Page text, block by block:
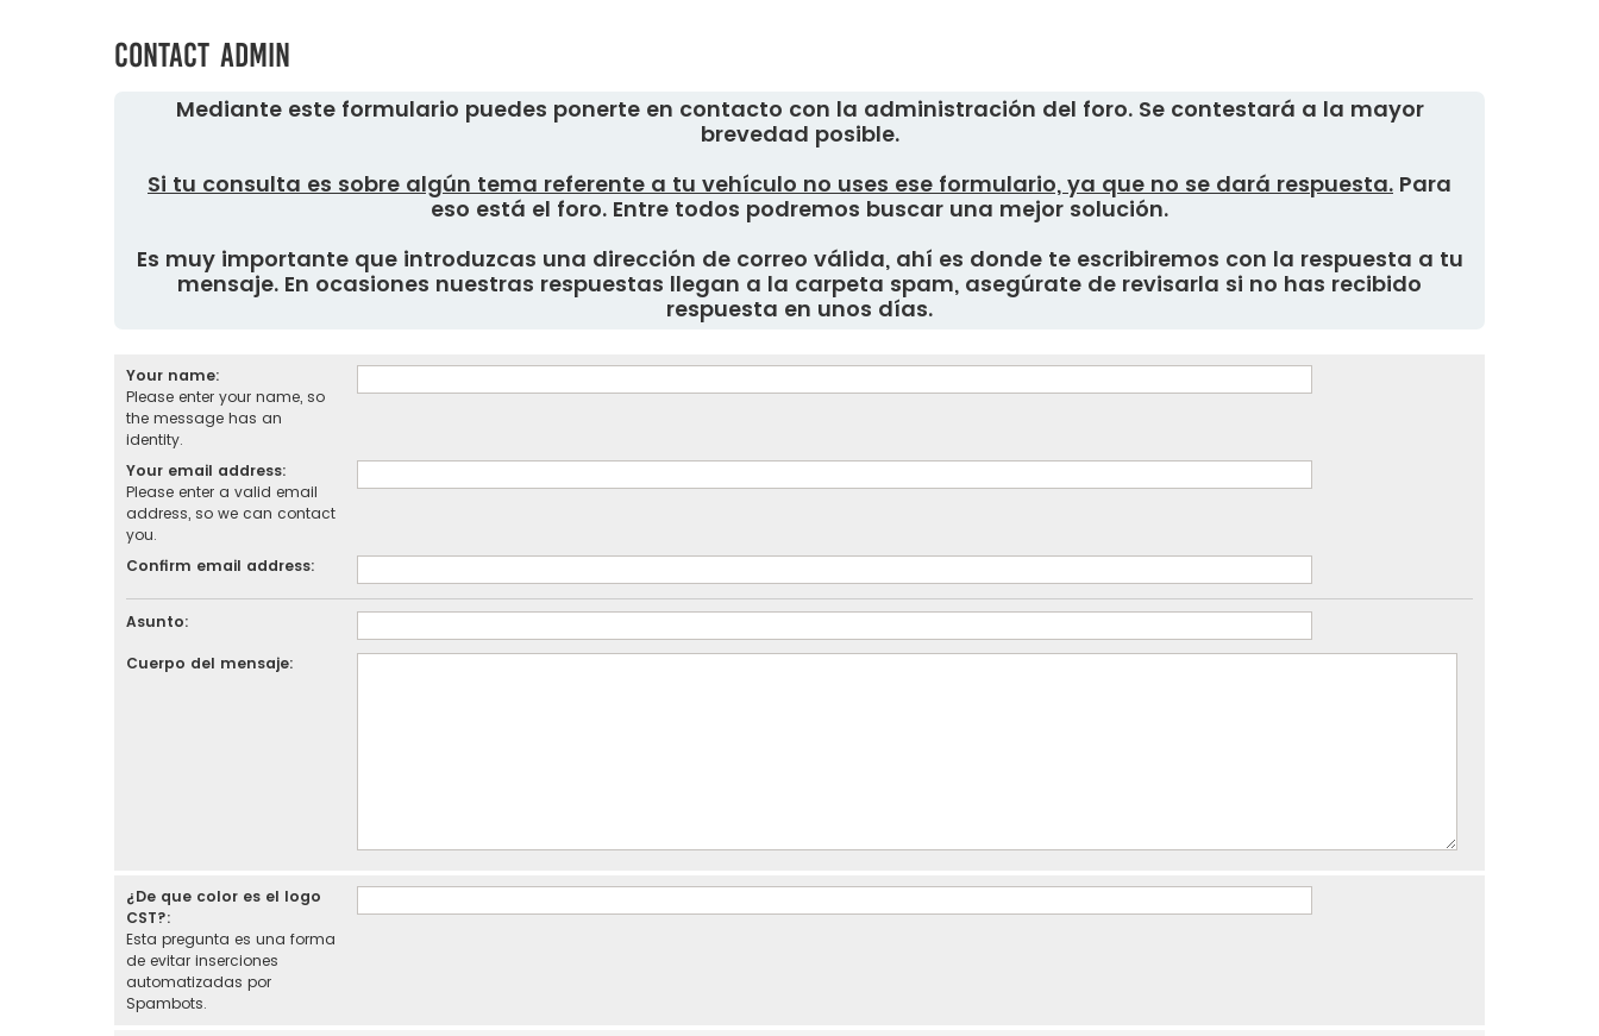
Contact Admin
Mediante este formulario puedes ponerte en contacto con la administración del foro. Se contestará a la mayor
brevedad posible.
Si tu consulta es sobre algún tema referente a tu vehículo no uses ese formulario, ya que no se dará respuesta. Para
eso está el foro. Entre todos podremos buscar una mejor solución.
Es muy importante que introduzcas una dirección de correo válida, ahí es donde te escribiremos con la respuesta a tu
mensaje. En ocasiones nuestras respuestas llegan a la carpeta spam, asegúrate de revisarla si no has recibido
respuesta en unos días.
Your name:
Please enter your name, so
the message has an
identity.
Your email address:
Please enter a valid email
address, so we can contact
you.
Confirm email address:
Asunto:
Cuerpo del mensaje:
¿De que color es el logo
CST?:
Esta pregunta es una forma
de evitar inserciones
automatizadas por
Spambots.